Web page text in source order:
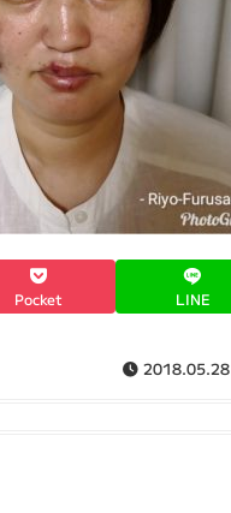
Pocket LINE
2018.05.28